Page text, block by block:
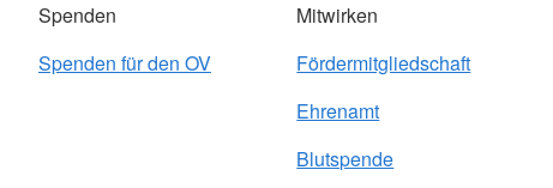
Spenden
Spenden für den OV
Mitwirken
Fördermitgliedschaft
Ehrenamt
Blutspende